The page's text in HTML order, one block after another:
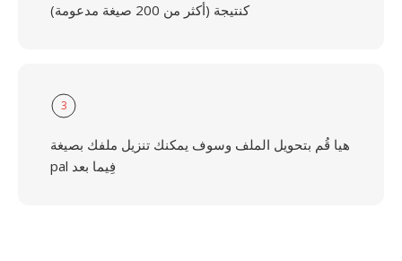
كنتيجة (أكثر من 200 صيغة مدعومة)
3
هيا قُم بتحويل الملف وسوف يمكنك تنزيل ملفك بصيغة
pal فِيما بعد